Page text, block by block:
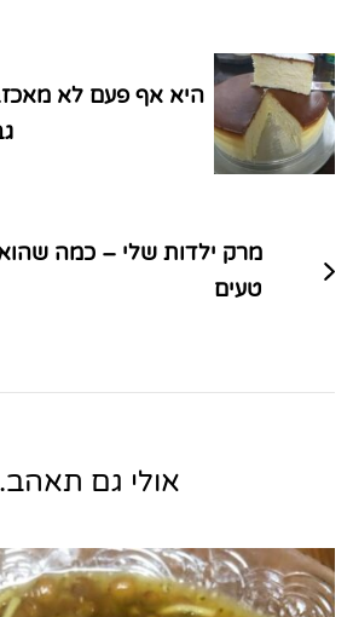
בפוסטים
היא אף פעם לא
מרק ילדות שלי – כמה
טעים
אולי גם